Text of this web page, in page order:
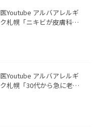
Youtube アルバアレルギ
札幌「ニキビが皮膚科で
Youtube アルバアレルギ
札幌「30代から急に老け